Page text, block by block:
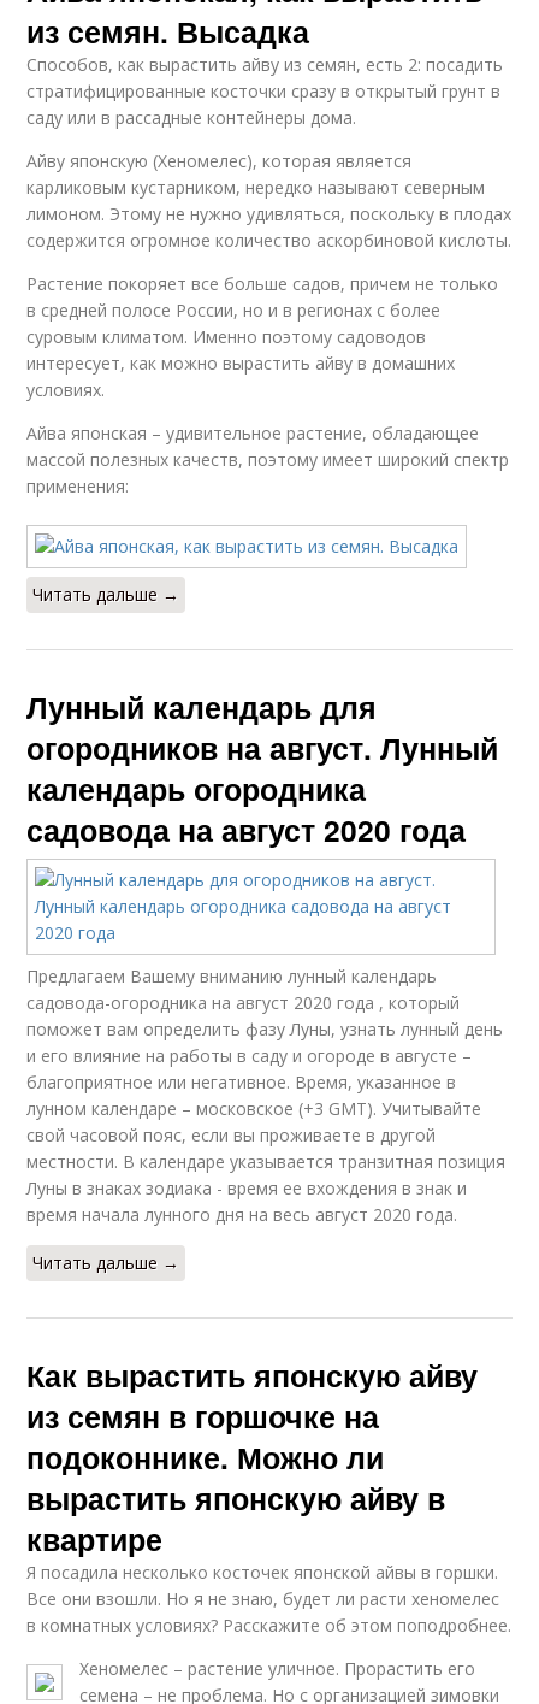
из семян. Высадка
Способов, как вырастить айву из семян, есть 2: посадить
стратифицированные косточки сразу в открытый грунт в
саду или в рассадные контейнеры дома.
Айву японскую (Хеномелес), которая является
карликовым кустарником, нередко называют северным
лимоном. Этому не нужно удивляться, поскольку в плодах
содержится огромное количество аскорбиновой кислоты.
Растение покоряет все больше садов, причем не только
в средней полосе России, но и в регионах с более
суровым климатом. Именно поэтому садоводов
интересует, как можно вырастить айву в домашних
условиях.
Айва японская – удивительное растение, обладающее
массой полезных качеств, поэтому имеет широкий спектр
применения:
Читать дальше →
Лунный календарь для
огородников на август. Лунный
календарь огородника
садовода на август 2020 года
Предлагаем Вашему вниманию лунный календарь
садовода-огородника на август 2020 года , который
поможет вам определить фазу Луны, узнать лунный день
и его влияние на работы в саду и огороде в августе –
благоприятное или негативное. Время, указанное в
лунном календаре – московское (+3 GMT). Учитывайте
свой часовой пояс, если вы проживаете в другой
местности. В календаре указывается транзитная позиция
Луны в знаках зодиака - время ее вхождения в знак и
время начала лунного дня на весь август 2020 года.
Читать дальше →
Как вырастить японскую айву
из семян в горшочке на
подоконнике. Можно ли
вырастить японскую айву в
квартире
Я посадила несколько косточек японской айвы в горшки.
Все они взошли. Но я не знаю, будет ли расти хеномелес
в комнатных условиях? Расскажите об этом поподробнее.
Хеномелес – растение уличное. Прорастить его
семена – не проблема. Но с организацией зимовки